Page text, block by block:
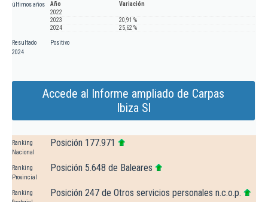
últimos años
Año
Variación
2022
2023
20,91 %
2024
25,62 %
Resultado
2024
Positivo
Accede al Informe ampliado de Carpas
Ibiza Sl
Ranking
Nacional
Posición 177.971
Ranking
Provincial
Posición 5.648 de Baleares
Ranking
Posición 247 de Otros servicios personales n.c.o.p.